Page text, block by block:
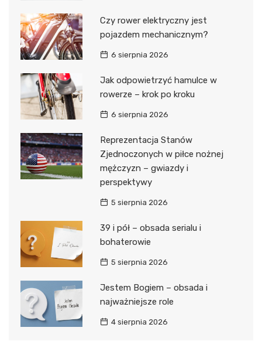
Czy rower elektryczny jest
pojazdem mechanicznym?
6 sierpnia 2026
Jak odpowietrzyć hamulce w
rowerze – krok po kroku
6 sierpnia 2026
Reprezentacja Stanów
Zjednoczonych w piłce nożnej
mężczyzn – gwiazdy i
perspektywy
5 sierpnia 2026
39 i pół – obsada serialu i
bohaterowie
5 sierpnia 2026
Jestem Bogiem – obsada i
najważniejsze role
4 sierpnia 2026